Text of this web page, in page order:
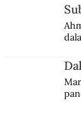
Cara